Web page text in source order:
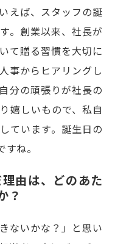
えば、スタッフの誕
。創業以来、社長が
て贈る習慣を大切に
事からヒアリングし
分の頑張りが社長の
嬉しいもので、私自
ています。誕生日の
ね。
由は、どのあた
？
ないかな？」と思い